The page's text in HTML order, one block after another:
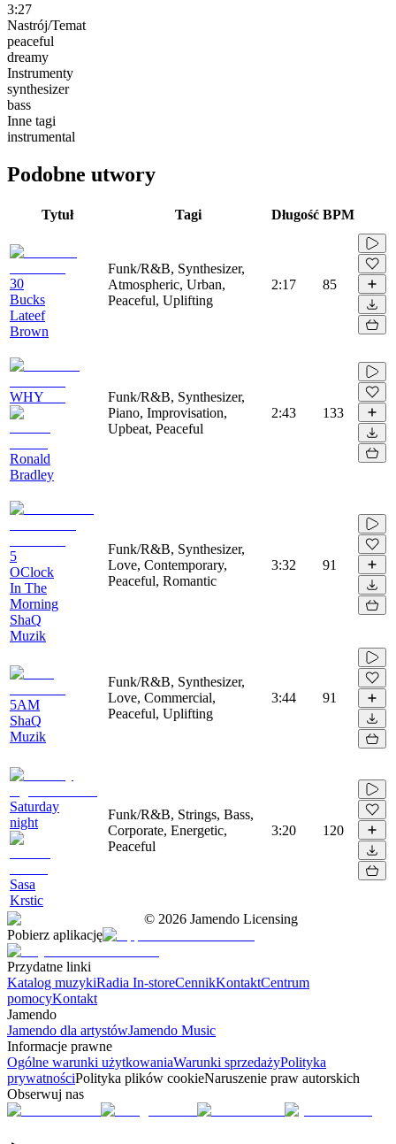
3:27
Nastrój/Temat
peaceful
dreamy
Instrumenty
synthesizer
bass
Inne tagi
instrumental
Podobne utwory
Tytuł Tagi Długość BPM
30
Bucks
Lateef
Brown
Funk/R&B, Synthesizer,
Atmospheric, Urban,
Peaceful, Uplifting
2:17 85
WHY___
Ronald
Bradley
Funk/R&B, Synthesizer,
Piano, Improvisation,
Upbeat, Peaceful
2:43 133
5
OClock
In The
Morning
ShaQ
Muzik
Funk/R&B, Synthesizer,
Love, Contemporary,
Peaceful, Romantic
3:32 91
5AM
ShaQ
Muzik
Funk/R&B, Synthesizer,
Love, Commercial,
Peaceful, Uplifting
3:44 91
Saturday
night
Sasa
Krstic
Funk/R&B, Strings, Bass,
Corporate, Energetic,
Peaceful
3:20 120
© 2026 Jamendo Licensing
Pobierz aplikację
Przydatne linki
Katalog muzykiRadia In-storeCennikKontaktCentrum
pomocyKontakt
Jamendo
Jamendo dla artystówJamendo Music
Informacje prawne
Ogólne warunki użytkowaniaWarunki sprzedażyPolityka
prywatnościPolityka plików cookieNaruszenie praw autorskich
Obserwuj nas